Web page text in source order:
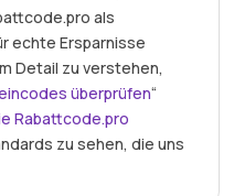
als
echte Ersparnisse
Detail zu verstehen,
überprüfen“
Rabattcode.pro
zu sehen, die uns